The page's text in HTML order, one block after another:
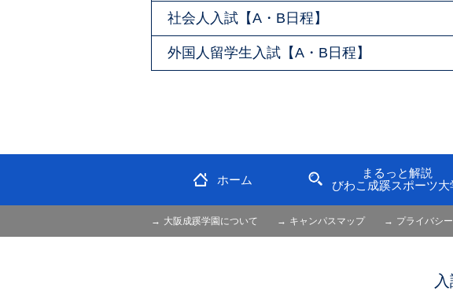
社会人入試【A・B日程】
外国人留学生入試【A・B日程】
ホーム
まるっと解説
びわこ成蹊スポーツ大
大阪成蹊学園について キャンパスマップ プライバシ